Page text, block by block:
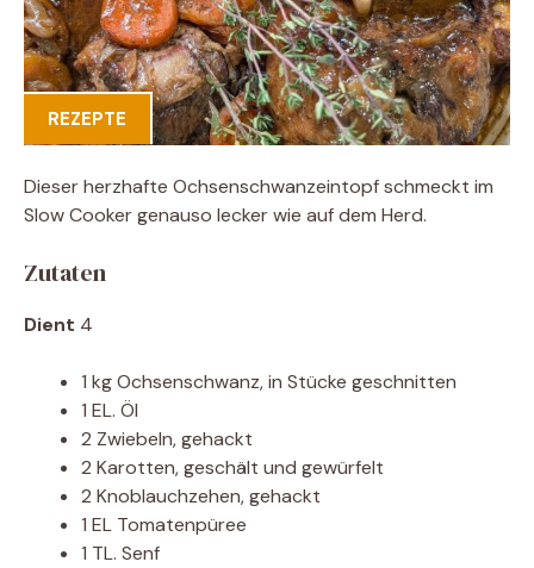
REZEPTE
Dieser herzhafte Ochsenschwanzeintopf schmeckt im
Slow Cooker genauso lecker wie auf dem Herd.
Zutaten
Dient 4
1 kg Ochsenschwanz, in Stücke geschnitten
1 EL. Öl
2 Zwiebeln, gehackt
2 Karotten, geschält und gewürfelt
2 Knoblauchzehen, gehackt
1 EL Tomatenpüree
1 TL. Senf